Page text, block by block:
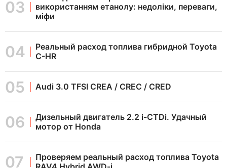
використанням етанолу: недоліки, переваги,
міфи
Реальный расход топлива гибридной Toyota
C-HR
Audi 3.0 TFSI CREA / CREC / CRED
Дизельный двигатель 2.2 i-CTDi. Удачный
мотор от Honda
Проверяем реальный расход топлива Toyota